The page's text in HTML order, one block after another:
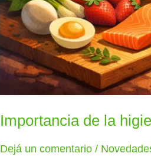
Importancia de la
Dejá un comentario /